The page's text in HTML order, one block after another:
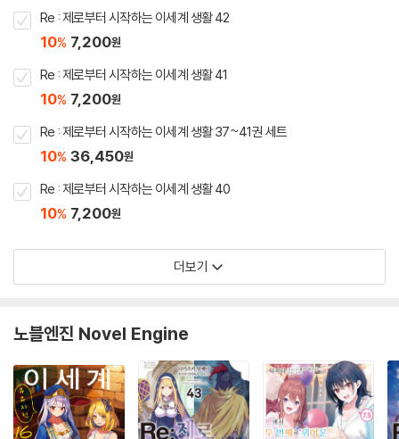
Re : 제로부터 시작하는 이세계 생활 42
10% 7,200원
Re : 제로부터 시작하는 이세계 생활 41
10% 7,200원
Re : 제로부터 시작하는 이세계 생활 37~41권 세트
10% 36,450원
Re : 제로부터 시작하는 이세계 생활 40
10% 7,200원
더보기
노블엔진 Novel Engine